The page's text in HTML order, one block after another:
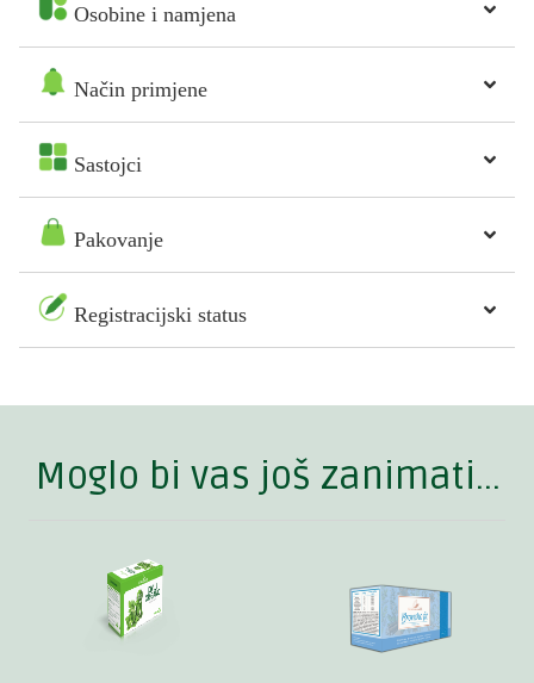
Osobine i namjena
Način primjene
Sastojci
Pakovanje
Registracijski status
Moglo bi vas još zanimati...